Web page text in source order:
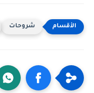
شروحات